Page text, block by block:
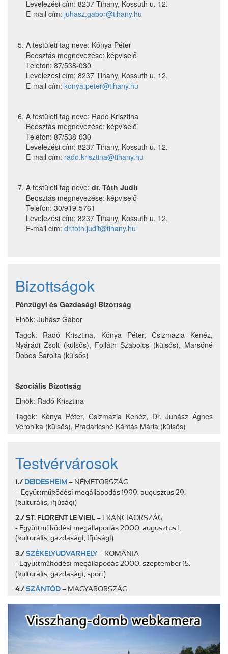
Levelezési cím: 8237 Tihany, Kossuth u. 12.
E-mail cím: juhasz.gabor@tihany.hu
A testületi tag neve: Kónya Péter
Beosztás megnevezése: képviselő
Telefon: 87/538-030
Levelezési cím: 8237 Tihany, Kossuth u. 12.
E-mail cím: konya.peter@tihany.hu
A testületi tag neve: Radó Krisztina
Beosztás megnevezése: képviselő
Telefon: 87/538-030
Levelezési cím: 8237 Tihany, Kossuth u. 12.
E-mail cím: rado.krisztina@tihany.hu
A testületi tag neve: dr. Tóth Judit
Beosztás megnevezése: képviselő
Telefon: 30/919-5761
Levelezési cím: 8237 Tihany, Kossuth u. 12.
E-mail cím: dr.toth.judit@tihany.hu
Bizottságok
Pénzügyi és Gazdasági Bizottság
Elnök: Juhász Gábor
Tagok: Radó Krisztina, Kónya Péter, Csizmazia Kenéz,
Nyárádi Zsolt (külsős), Folláth Szabolcs (külsős), Marsóné
Dobos Sarolta (külsős)
Szociális Bizottság
Elnök: Radó Krisztina
Tagok: Kónya Péter, Csizmazia Kenéz, Dr. Juhász Ágnes
Veronika (külsős), Pradaricsné Kántás Mária (külsős)
Testvérvárosok
1./ DEIDESHEIM – NÉMETORSZÁG
– Együttműködési megállapodás 1999. augusztus 29.
(kulturális, ifjúsági)
2./ ST. FLORENT LE VIEIL – FRANCIAORSZÁG
- Együttműködési megállapodás 2000. augusztus 1.
(kulturális, gazdasági, ifjúsági)
3./ SZÉKELYUDVARHELY – ROMÁNIA
- Együttműködési megállapodás 2000. szeptember 15.
(kulturális, gazdasági, sport)
4./ SZÁNTÓD – MAGYARORSZÁG